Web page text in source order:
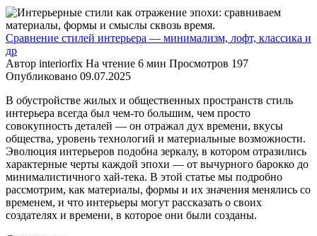
Сравнение стилей интерьера — минимализм, лофт, классика и
др
Автор interiorfix На чтение 6 мин Просмотров 197
Опубликовано 09.07.2025
В обустройстве жилых и общественных пространств стиль
интерьера всегда был чем-то большим, чем просто
совокупность деталей — он отражал дух времени, вкусы
общества, уровень технологий и материальные возможности.
Эволюция интерьеров подобна зеркалу, в котором отразились
характерные черты каждой эпохи — от вычурного барокко до
минималистичного хай-тека. В этой статье мы подробно
рассмотрим, как материалы, формы и их значения менялись со
временем, и что интерьеры могут рассказать о своих
создателях и времени, в которое они были созданы.